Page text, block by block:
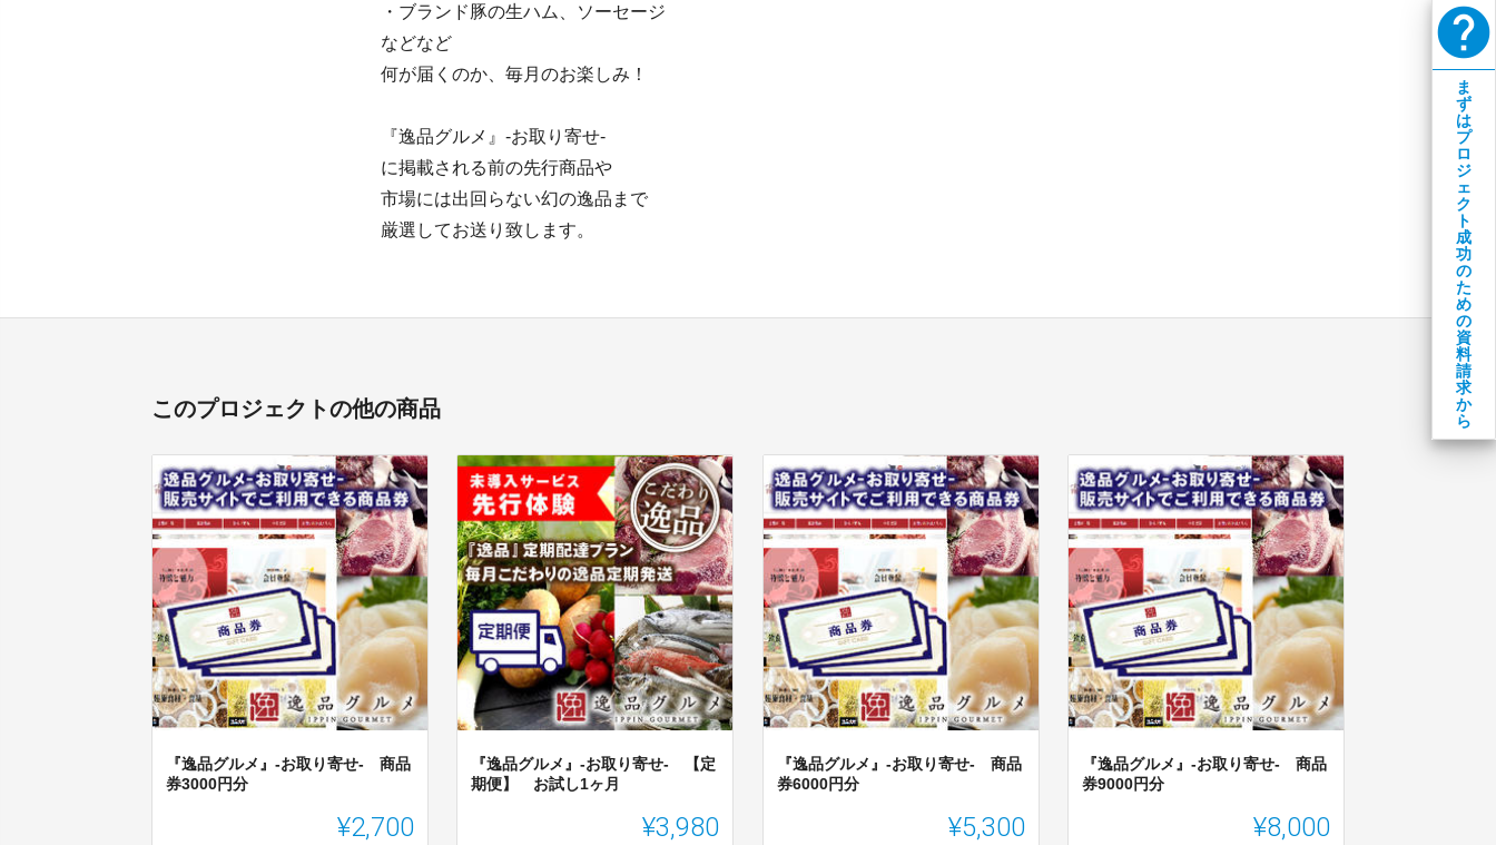
・ブランド豚の生ハム、ソーセージ
などなど
何が届くのか、毎月のお楽しみ！
『逸品グルメ』-お取り寄せ-
に掲載される前の先行商品や
市場には出回らない幻の逸品まで
厳選してお送り致します。
このプロジェクトの他の商品
『逸品グルメ』-お取り寄せ- 商品
券3000円分
¥2,700
『逸品グルメ』-お取り寄せ- 【定
期便】 お試し1ヶ月
¥3,980
『逸品グルメ』-お取り寄せ- 商品
券6000円分
¥5,300
『逸品グルメ』-お取り寄せ- 商品
券9000円分
¥8,000
help
ま
ず
は
プ
ロ
ジ
ェ
ク
ト
成
功
の
た
め
の
資
料
請
求
か
ら